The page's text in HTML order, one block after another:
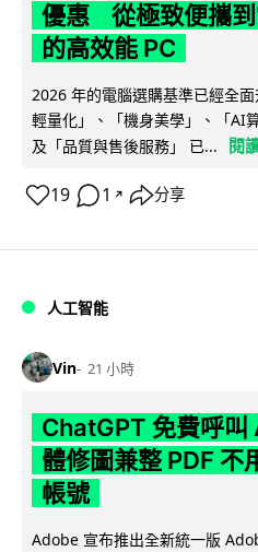
優惠 從極致便攜到
的高效能 PC
2026 年的電腦選購基準已經全
輕量化」、「機身美學」、「AI
及「品質與售後服務」 已...
閱
19 1 ↗ 分享
人工智能
Vin 21 小時
ChatGPT 免費呼
體修圖兼整 PDF 不
帳號
Adobe 宣布推出全新統一版